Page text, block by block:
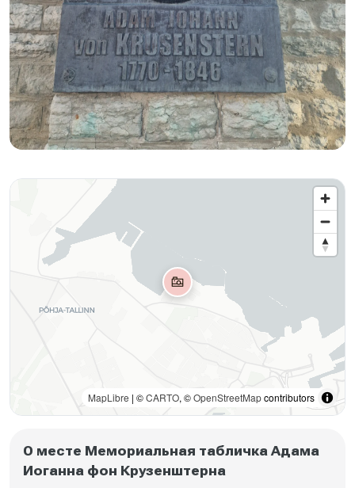
О месте Мемориальная табличка Адама
Иоганна фон Крузенштерна
MapLibre | ©CARTO, ©OpenStreetMapcontributors